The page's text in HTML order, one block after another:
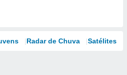
Radar de Chuva Satélites